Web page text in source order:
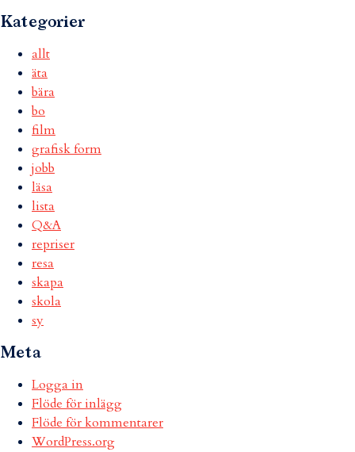
Kategorier
allt
äta
bära
bo
film
grafisk form
jobb
läsa
lista
Q&A
repriser
resa
skapa
skola
sy
Meta
Logga in
Flöde för inlägg
Flöde för kommentarer
WordPress.org